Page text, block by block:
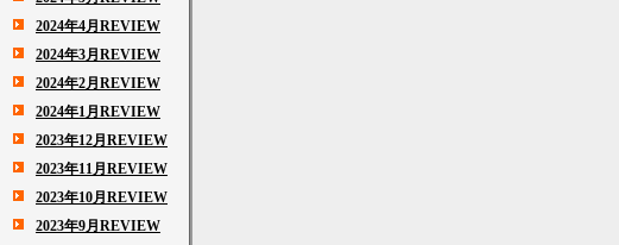
2024年4月REVIEW
2024年3月REVIEW
2024年2月REVIEW
2024年1月REVIEW
2023年12月REVIEW
2023年11月REVIEW
2023年10月REVIEW
2023年9月REVIEW